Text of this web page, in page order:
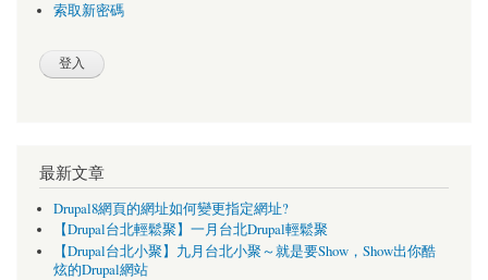
索取新密碼
最新文章
Drupal8網頁的網址如何變更指定網址?
【Drupal台北輕鬆聚】一月台北Drupal輕鬆聚
【Drupal台北小聚】九月台北小聚～就是要Show，Show出你酷
炫的Drupal網站